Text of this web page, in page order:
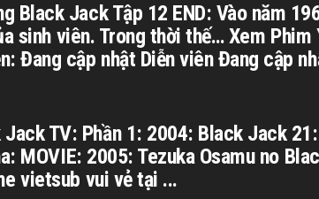
Black Jack Tập 12 END: Vào năm
sinh viên. Trong thời thế… Xem Phim
Đang cập nhật Diễn viên Đang cập
TV: Phần 1: 2004: Black Jack
MOVIE: 2005: Tezuka Osamu no
vietsub vui vẻ tại ...